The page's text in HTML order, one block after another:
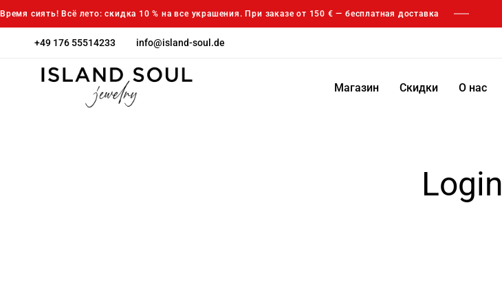
Время сиять! Всё лето: скидка 10 % на все украшения. При заказе от 150 € — бесплатная доставка
+49 176 55514233 info@island-soul.de
Магазин Скидки О нас
Login